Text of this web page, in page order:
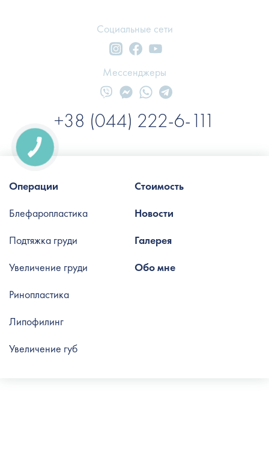
Социальные сети
+38 (044) 222-6-111
Мессенджеры
Стоимость
Новости
Галерея
Обо мне
Операции
Блефаропластика
Подтяжка груди
Увеличение груди
Ринопластика
Липофилинг
Увеличение губ